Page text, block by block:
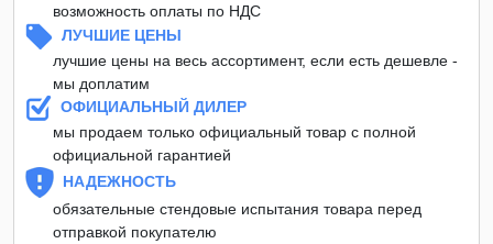
возможность оплаты по НДС
ЛУЧШИЕ ЦЕНЫ
лучшие цены на весь ассортимент, если есть дешевле -
мы доплатим
ОФИЦИАЛЬНЫЙ ДИЛЕР
мы продаем только официальный товар с полной
официальной гарантией
НАДЕЖНОСТЬ
обязательные стендовые испытания товара перед
отправкой покупателю